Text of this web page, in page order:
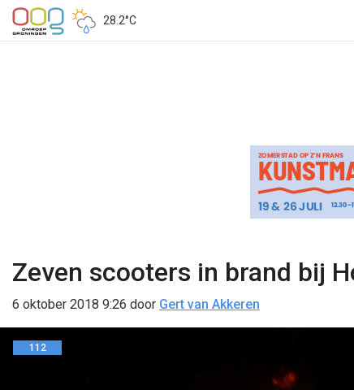
28.2°C
Zeven scooters in brand bij
6 oktober 2018 9:26 door Gert van Akkeren
112